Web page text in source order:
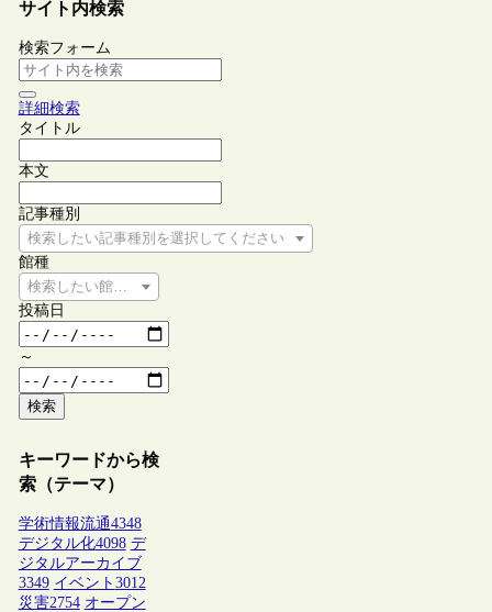
サイト内検索
検索フォーム
詳細検索
タイトル
本文
記事種別
検索したい記事種別を選択してください
館種
検索したい館種を選択してください
投稿日
～
検索
キーワードから検
索（テーマ）
学術情報流通4348
デジタル化4098 デ
ジタルアーカイブ
3349 イベント 3012
災害2754 オープン